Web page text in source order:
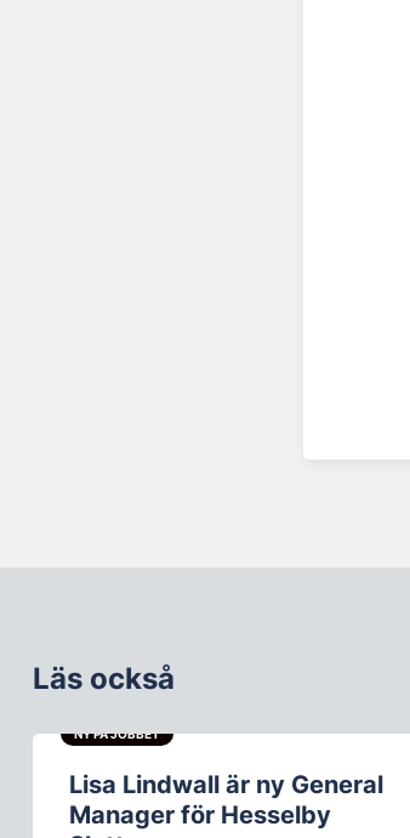
Läs också
NY PÅ JOBBET
Lisa Lindwall är ny General
Manager för Hesselby